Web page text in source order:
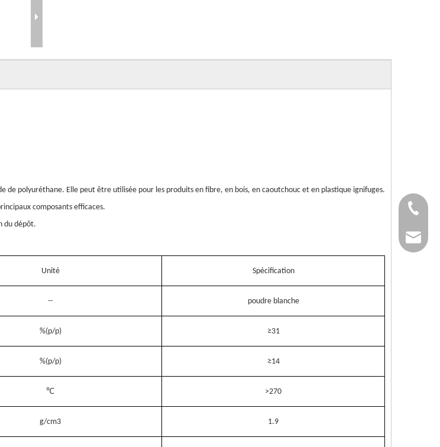
polyuréthane. Elle peut être utilisée pour les produits en fibre, en bois, en caoutchouc et en plastique ignifuges.
composants efficaces.
du dépôt.
Unité Spécification
-- poudre blanche
%(p/p) ≥31
%(p/p) ≥14
℃ >270
g/cm3 1.9
+86-
+86-